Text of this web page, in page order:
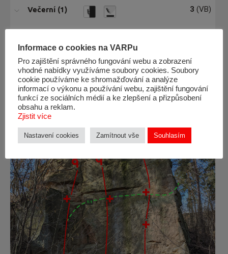
Večerní (1) 3 (VB)
(2)
Traverz
projekt (3)
Informace o cookies na VARPu
Pro zajištění správného fungování webu a zobrazení
vhodné nabídky využíváme soubory cookies. Soubory
cookie používáme ke shromažďování a analýze
informací o výkonu a používání webu, zajištění fungování
funkcí ze sociálních médií a ke zlepšení a přizpůsobení
obsahu a reklam.
Zjistit více
Nastavení cookies Zamítnout vše Souhlasím